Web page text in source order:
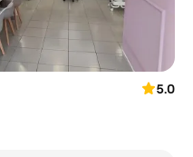
5.0